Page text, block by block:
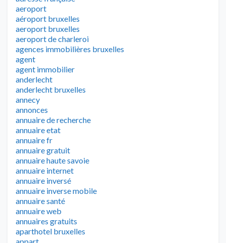
aeroport
aéroport bruxelles
aeroport bruxelles
aeroport de charleroi
agences immobilières bruxelles
agent
agent immobilier
anderlecht
anderlecht bruxelles
annecy
annonces
annuaire de recherche
annuaire etat
annuaire fr
annuaire gratuit
annuaire haute savoie
annuaire internet
annuaire inversé
annuaire inverse mobile
annuaire santé
annuaire web
annuaires gratuits
aparthotel bruxelles